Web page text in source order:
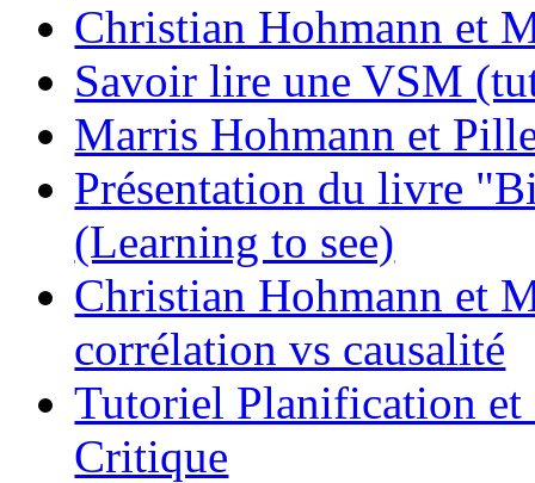
Christian Hohmann et
Savoir lire une VSM
Marris Hohmann et
Présentation du livre
(Learning to see)
Christian Hohmann et
corrélation vs causalité
Tutoriel Planification et
Critique